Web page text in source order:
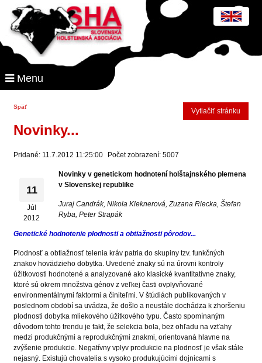
Menu
Späť
Vytlačiť stránku
Novinky...
Pridané: 11.7.2012 11:25:00 Počet zobrazení: 5007
11
Júl
2012
Novinky v genetickom hodnotení holštajnského plemena
v Slovenskej republike
Juraj Candrák, Nikola Kleknerová, Zuzana Riecka, Štefan
Ryba, Peter Strapák
Genetické hodnotenie plodnosti a obtiažnosti pôrodov...
Plodnosť a obtiažnosť telenia kráv patria do skupiny tzv. funkčných
znakov hovädzieho dobytka. Uvedené znaky sú na úrovni kontroly
úžitkovosti hodnotené a analyzované ako klasické kvantitatívne znaky,
ktoré sú okrem množstva génov z veľkej časti ovplyvňované
environmentálnymi faktormi a činiteľmi. V štúdiách publikovaných v
poslednom období sa uvádza, že došlo a neustále dochádza k zhoršeniu
plodnosti dobytka mliekového úžitkového typu. Často spomínaným
dôvodom tohto trendu je fakt, že selekcia bola, bez ohľadu na vzťahy
medzi produkčnými a reprodukčnými znakmi, orientovaná hlavne na
zvýšenie produkcie. Negatívny vplyv produkcie na plodnosť je však stále
nejasný. Existujú chovatelia s vysoko produkujúcimi dojnicami s